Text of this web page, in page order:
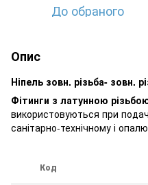
До обраного
Опис
Ніпель зовн. різьба- зовн.
Фітинги з латунною
використовуються при
санітарно-технічному і
Код